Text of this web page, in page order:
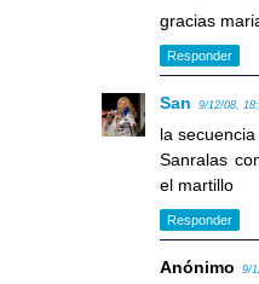
gracias
Responder
San 9/12/08,
la
Sanralas
el martillo
Responder
Anónimo 9/